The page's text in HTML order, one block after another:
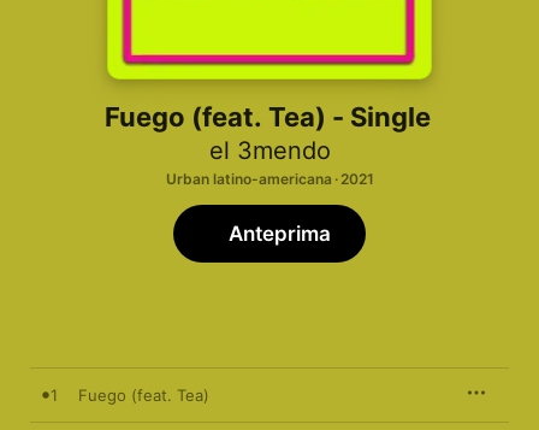
Fuego (feat. Tea) - Single
el 3mendo
Urban latino-americana · 2021
Anteprima
1 Fuego (feat. Tea)